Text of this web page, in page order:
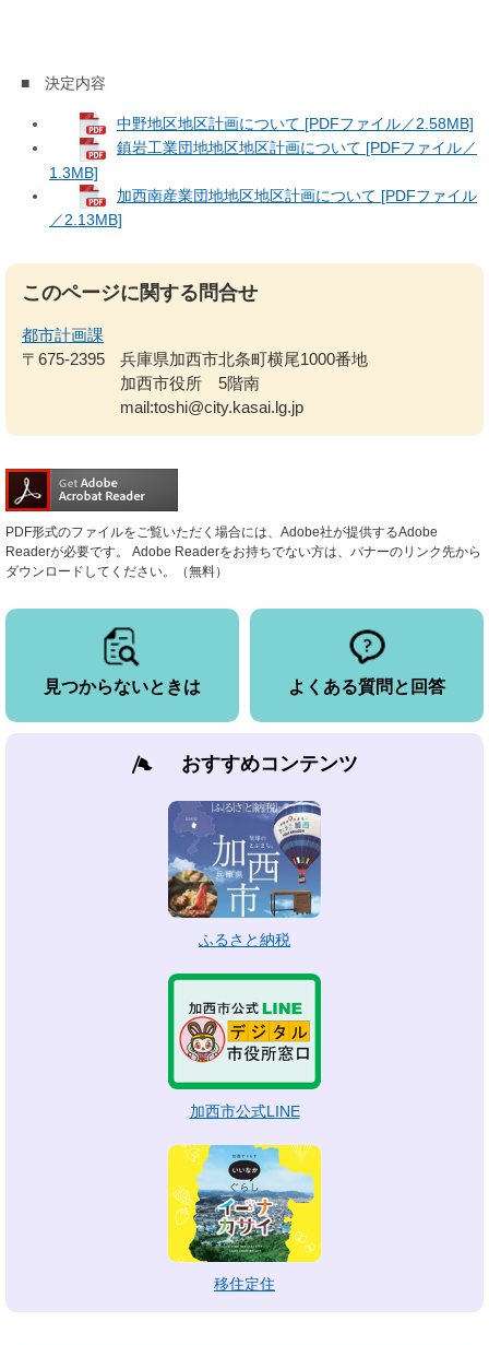
■ 決定内容
中野地区地区計画について [PDFファイル／2.58MB]
鎮岩工業団地地区地区計画について [PDFファイル／
1.3MB]
加西南産業団地地区地区計画について [PDFファイル
／2.13MB]
このページに関する問合せ
都市計画課
〒675-2395
兵庫県加西市北条町横尾1000番地
加西市役所 5階南
mail:toshi@city.kasai.lg.jp
PDF形式のファイルをご覧いただく場合には、Adobe社が提供するAdobe
Readerが必要です。
Adobe Readerをお持ちでない方は、バナーのリンク先から
ダウンロードしてください。（無料）
見つからないときは よくある質問と回答
おすすめコンテンツ
ふるさと納税
加西市公式LINE
移住定住